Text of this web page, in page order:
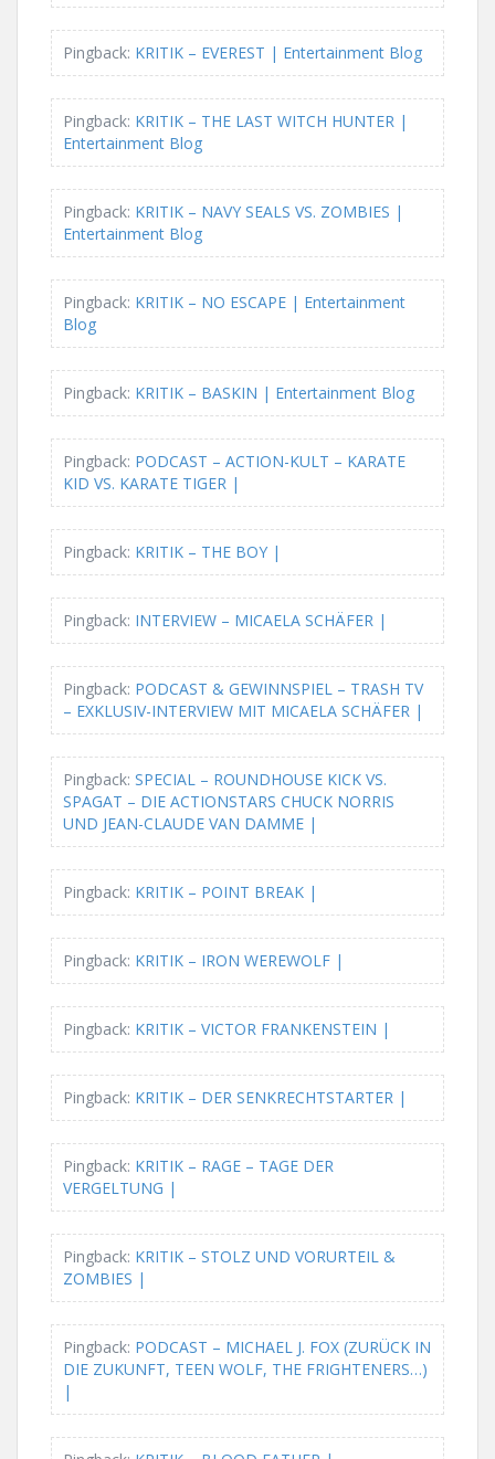
Pingback: KRITIK – EVEREST | Entertainment Blog
Pingback: KRITIK – THE LAST WITCH HUNTER |
Entertainment Blog
Pingback: KRITIK – NAVY SEALS VS. ZOMBIES |
Entertainment Blog
Pingback: KRITIK – NO ESCAPE | Entertainment
Blog
Pingback: KRITIK – BASKIN | Entertainment Blog
Pingback: PODCAST – ACTION-KULT – KARATE
KID VS. KARATE TIGER |
Pingback: KRITIK – THE BOY |
Pingback: INTERVIEW – MICAELA SCHÄFER |
Pingback: PODCAST & GEWINNSPIEL – TRASH TV
– EXKLUSIV-INTERVIEW MIT MICAELA SCHÄFER |
Pingback: SPECIAL – ROUNDHOUSE KICK VS.
SPAGAT – DIE ACTIONSTARS CHUCK NORRIS
UND JEAN-CLAUDE VAN DAMME |
Pingback: KRITIK – POINT BREAK |
Pingback: KRITIK – IRON WEREWOLF |
Pingback: KRITIK – VICTOR FRANKENSTEIN |
Pingback: KRITIK – DER SENKRECHTSTARTER |
Pingback: KRITIK – RAGE – TAGE DER
VERGELTUNG |
Pingback: KRITIK – STOLZ UND VORURTEIL &
ZOMBIES |
Pingback: PODCAST – MICHAEL J. FOX (ZURÜCK IN
DIE ZUKUNFT, TEEN WOLF, THE FRIGHTENERS…)
|